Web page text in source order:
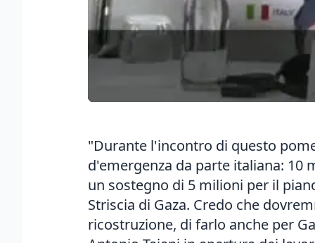
"Durante l'incontro di questo
d'emergenza da parte italiana: 10
un sostegno di 5 milioni per il
Striscia di Gaza. Credo che
ricostruzione, di farlo anche per